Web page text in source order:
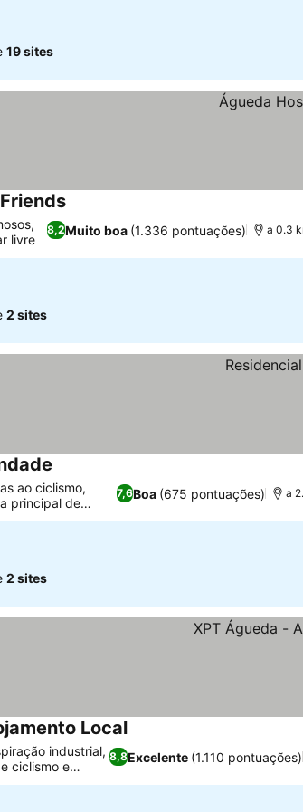
19 sites
8,2Muito boa (1.336 pontuações)
livre
a 0.3
2 sites
7,6Boa (675 pontuações)
ao ciclismo,
principal de
a
2 sites
Local
8,8Excelente (1.110 pontuações)
industrial,
ciclismo e